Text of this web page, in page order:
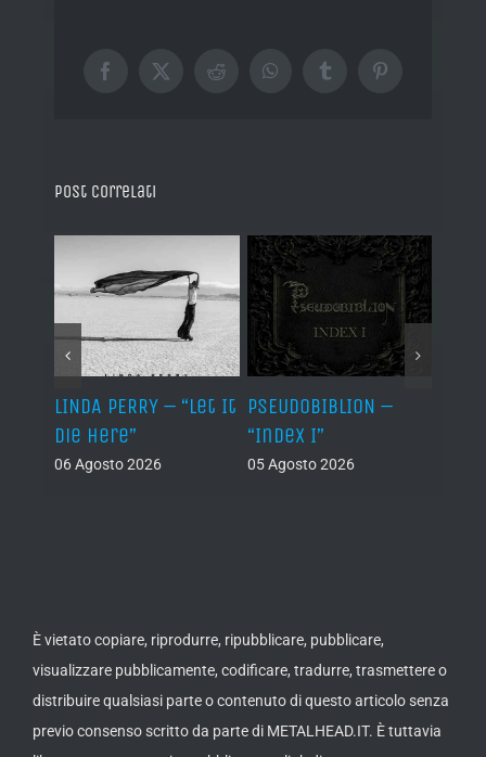
Facebook
X RedditWhatsAppTumblrPinterest
Post correlati
LINDA PERRY – “Let It
Die Here”
06 Agosto 2026
PSEUDOBIBLION –
“Index I”
05 Agosto 2026
È vietato copiare, riprodurre, ripubblicare, pubblicare,
visualizzare pubblicamente, codificare, tradurre, trasmettere o
distribuire qualsiasi parte o contenuto di questo articolo senza
previo consenso scritto da parte di METALHEAD.IT. È tuttavia